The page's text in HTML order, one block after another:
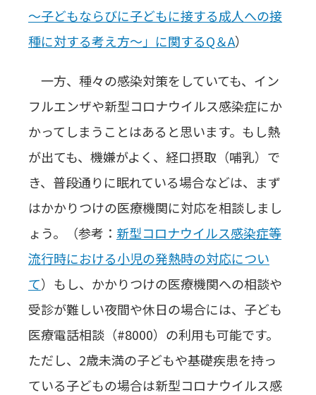
～子どもならびに子どもに接する成人への接
種に対する考え方～」に関するQ＆A）
一方、種々の感染対策をしていても、イン
フルエンザや新型コロナウイルス感染症にか
かってしまうことはあると思います。もし熱
が出ても、機嫌がよく、経口摂取（哺乳）で
き、普段通りに眠れている場合などは、まず
はかかりつけの医療機関に対応を相談しまし
ょう。（参考： 新型コロナウイルス感染症等
流行時における小児の発熱時の対応につい
て）もし、かかりつけの医療機関への相談や
受診が難しい夜間や休日の場合には、子ども
医療電話相談（#8000）の利用も可能です。
ただし、2歳未満の子どもや基礎疾患を持っ
ている子どもの場合は新型コロナウイルス感